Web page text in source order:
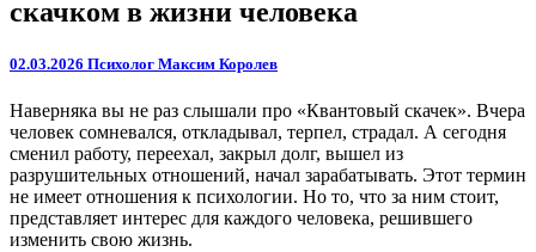
самом
стоит
квантовым
скачком
в
жизни
человека
скачком в жизни человека
02.03.2026 Психолог Максим Королев
Наверняка вы не раз слышали про «Квантовый скачек». Вчера
человек сомневался, откладывал, терпел, страдал. А сегодня
сменил работу, переехал, закрыл долг, вышел из
разрушительных отношений, начал зарабатывать. Этот термин
не имеет отношения к психологии. Но то, что за ним стоит,
представляет интерес для каждого человека, решившего
изменить свою жизнь.